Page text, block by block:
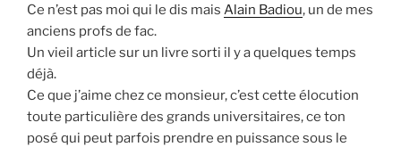
Ce n’est pas moi qui le dis mais Alain Badiou, un de mes
anciens profs de fac.
Un vieil article sur un livre sorti il y a quelques temps
déjà.
Ce que j’aime chez ce monsieur, c’est cette élocution
toute particulière des grands universitaires, ce ton
posé qui peut parfois prendre en puissance sous le